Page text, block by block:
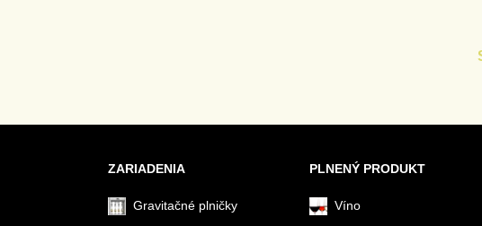
ZARIADENIA
Gravitačné plničky
PLNENÝ PRODUKT
Víno